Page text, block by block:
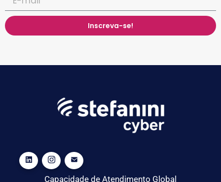
Inscreva-se!
Capacidade de Atendimento Global